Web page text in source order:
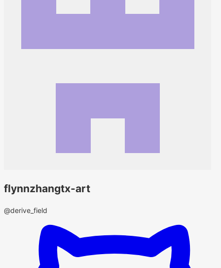
flynnzhangtx-art
@derive_field